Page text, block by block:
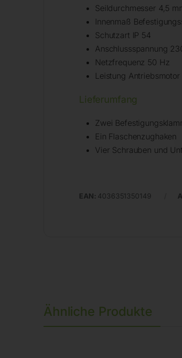
Seildurchmesser 4,5
Innenmaß
Schutzart IP 54
Anschlussspannung
Netzfrequenz 50 Hz
Leistung Antriebsmotor
Lieferumfang
Zwei
Ein Flaschenzughaken
Vier Schrauben und
EAN: 4036351350149
Ähnliche Produkte